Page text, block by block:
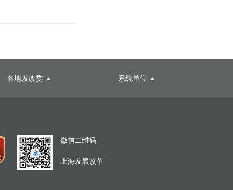
各地发改委 系统单位
微信二维码
上海发展改革